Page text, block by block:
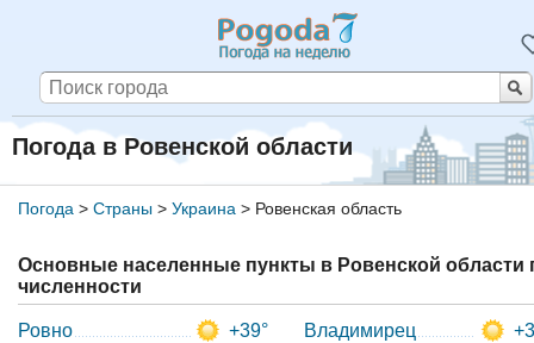
Погода в Ровенской области
Погода > Страны> Украина > Ровенская область
Основные населенные пункты в Ровенской области
численности
Ровно
+39°
Владимирец